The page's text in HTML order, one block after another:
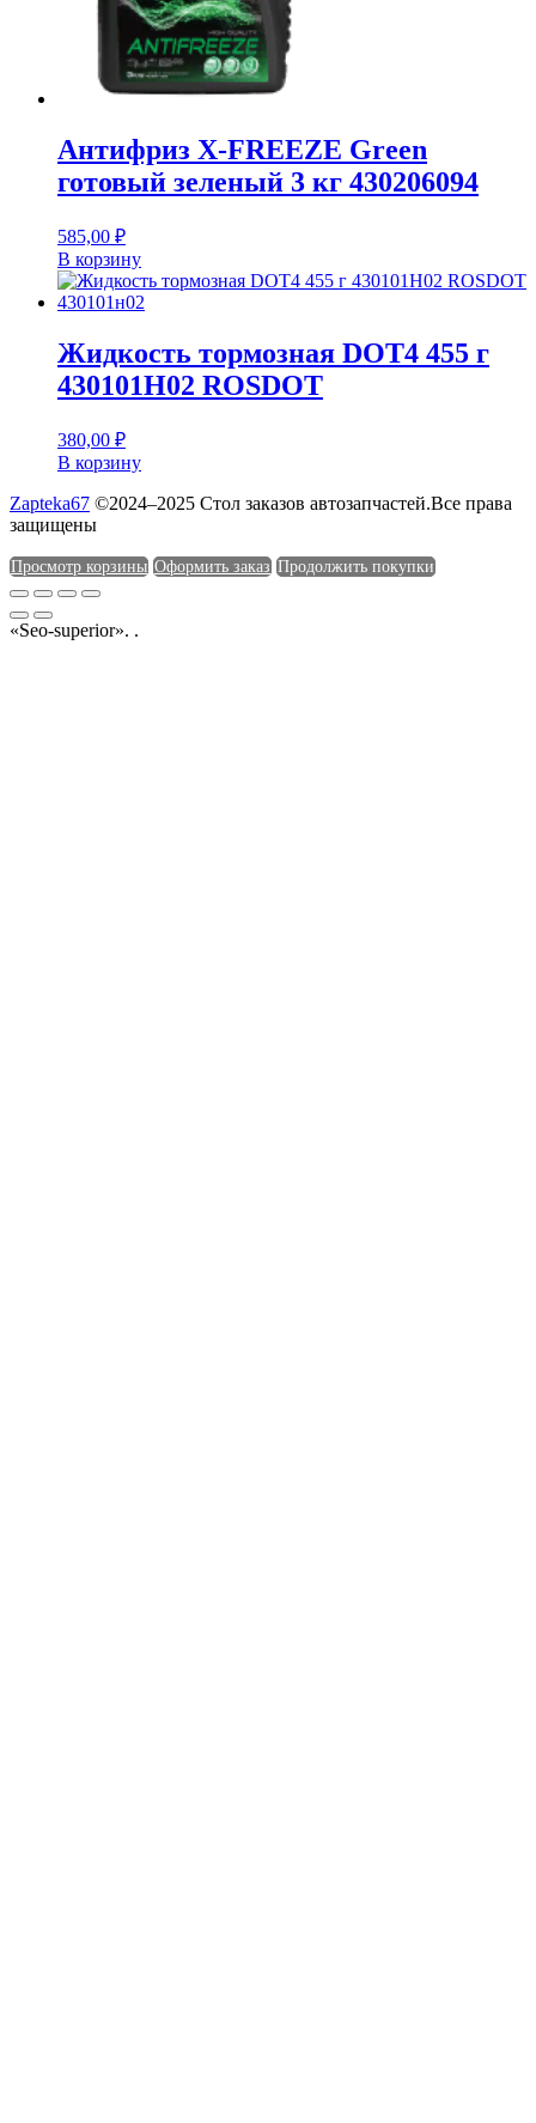
Антифриз X-FREEZE Green
готовый зеленый 3 кг 430206094
585,00 ₽
В корзину
Жидкость тормозная DOT4 455 г
430101H02 ROSDOT
380,00 ₽
В корзину
Zapteka67 ©2024–2025 Стол заказов автозапчастей.Все права
защищены
Просмотр корзины Оформить заказ Продолжить покупки
«Seo-superior». .